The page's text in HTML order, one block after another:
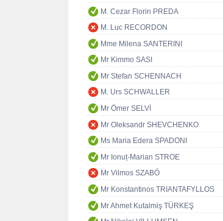
M. Cezar Florin PREDA
M. Luc RECORDON
Mme Milena SANTERINI
Mr Kimmo SASI
Mr Stefan SCHENNACH
M. Urs SCHWALLER
Mr Ömer SELVİ
Mr Oleksandr SHEVCHENKO
Ms Maria Edera SPADONI
Mr Ionuț-Marian STROE
Mr Vilmos SZABÓ
Mr Konstantinos TRIANTAFYLLOS
Mr Ahmet Kutalmiş TÜRKEŞ